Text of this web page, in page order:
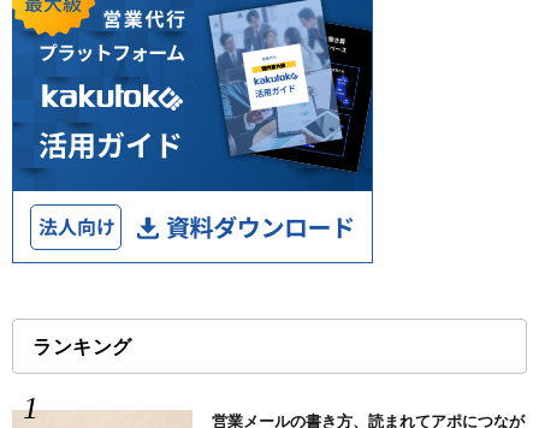
ランキング
営業メールの書き方、読まれてアポにつなが